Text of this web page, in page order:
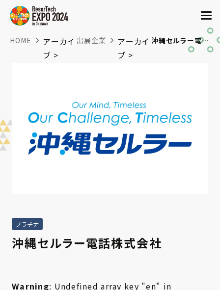
HOME
アーカイ
ブ >
出展企業
アーカイ
ブ >
沖縄セルラー電話株式会社
プラチナ
沖縄セルラー電話株式会社
Warning: Undefined array key "en" in